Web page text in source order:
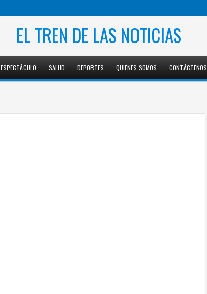
EL TREN DE LAS NOTICIAS
ESPECTÁCULO SALUD DEPORTES QUIENES SOMOS CONTÁCTENOS